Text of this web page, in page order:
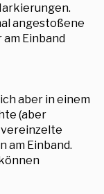
angestoßene
Einband
aber in einem
(aber
vereinzelte
am Einband.